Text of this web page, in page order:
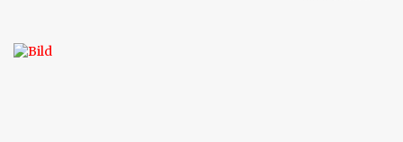
bekommen Sie kostenlos eine weitere Folge. Die Startsequenz ist 16